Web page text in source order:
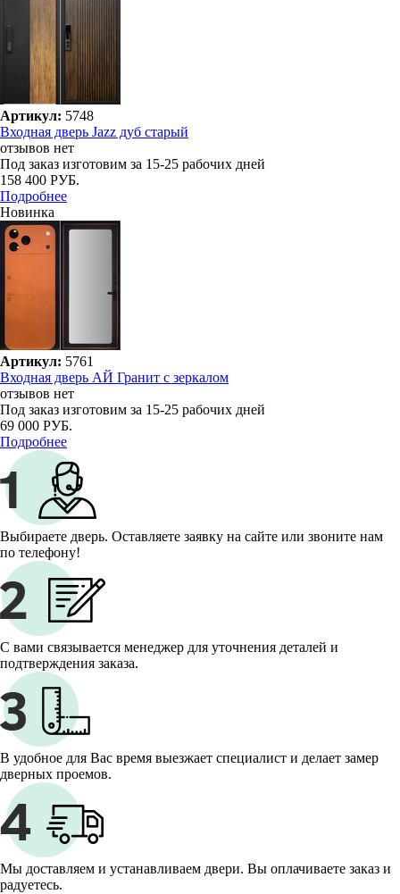
Артикул: 5748
Входная дверь Jazz дуб старый
отзывов нет
Под заказ изготовим за 15-25 рабочих дней
158 400 РУБ.
Подробнее
Новинка
Артикул: 5761
Входная дверь АЙ Гранит с зеркалом
отзывов нет
Под заказ изготовим за 15-25 рабочих дней
69 000 РУБ.
Подробнее
Выбираете дверь. Оставляете заявку на сайте или звоните нам
по телефону!
С вами связывается менеджер для уточнения деталей и
подтверждения заказа.
В удобное для Вас время выезжает специалист и делает замер
дверных проемов.
Мы доставляем и устанавливаем двери. Вы оплачиваете заказ и
радуетесь.